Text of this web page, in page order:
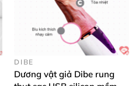
DIBE
Dương vật giả Dibe rung